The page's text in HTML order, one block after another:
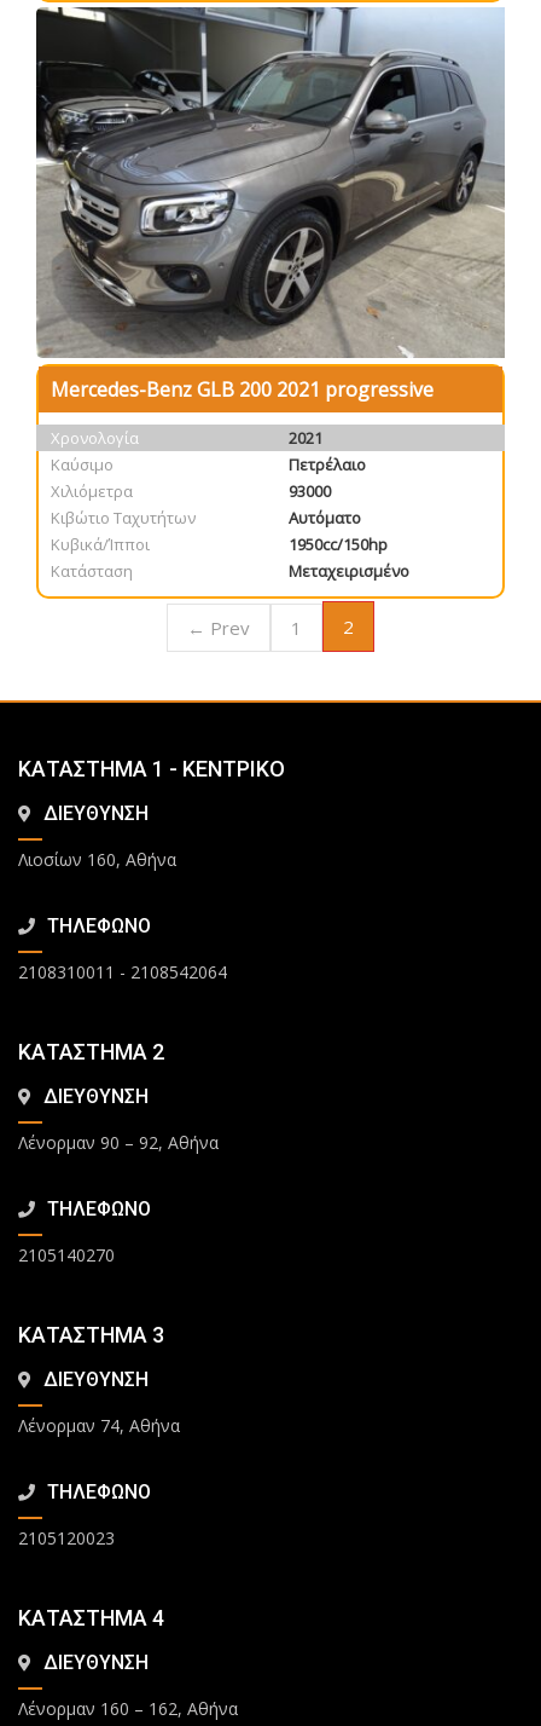
Mercedes-Benz GLB 200 2021 progressive
Χρονολογία
2021
Καύσιμο
Πετρέλαιο
Χιλιόμετρα
93000
Κιβώτιο Ταχυτήτων
Αυτόματο
Κυβικά/Ίπποι
1950cc/150hp
Κατάσταση
Μεταχειρισμένο
← Prev 1 2
ΚΑΤΑΣΤΗΜΑ 1 - ΚΕΝΤΡΙΚΟ
ΔΙΕΥΘΥΝΣΗ
Λιοσίων 160, Αθήνα
ΤΗΛΕΦΩΝΟ
2108310011 - 2108542064
ΚΑΤΑΣΤΗΜΑ 2
ΔΙΕΥΘΥΝΣΗ
Λένορμαν 90 – 92, Αθήνα
ΤΗΛΕΦΩΝΟ
2105140270
ΚΑΤΑΣΤΗΜΑ 3
ΔΙΕΥΘΥΝΣΗ
Λένορμαν 74, Αθήνα
ΤΗΛΕΦΩΝΟ
2105120023
ΚΑΤΑΣΤΗΜΑ 4
ΔΙΕΥΘΥΝΣΗ
Λένορμαν 160 – 162, Αθήνα